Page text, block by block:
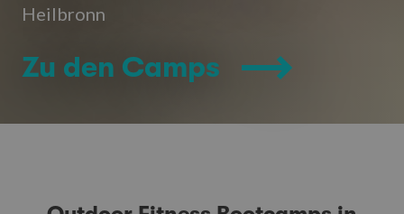
Heilbronn
Zu den Camps